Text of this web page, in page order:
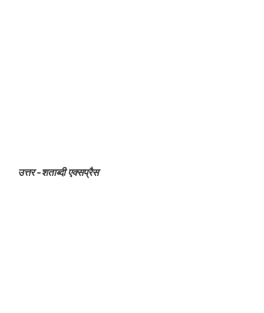
उत्तर -शताब्दी एक्सप्रैस